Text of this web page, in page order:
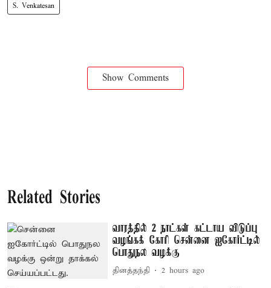
S. Venkatesan
Show Comments
Related Stories
வாரத்தில் 2 நாட்கள் கட்டாய விடுப்பு
வழங்கக் கோரி சென்னை ஐகோர்ட்டில்
பொதுநல வழக்கு
தினத்தந்தி 2 hours ago